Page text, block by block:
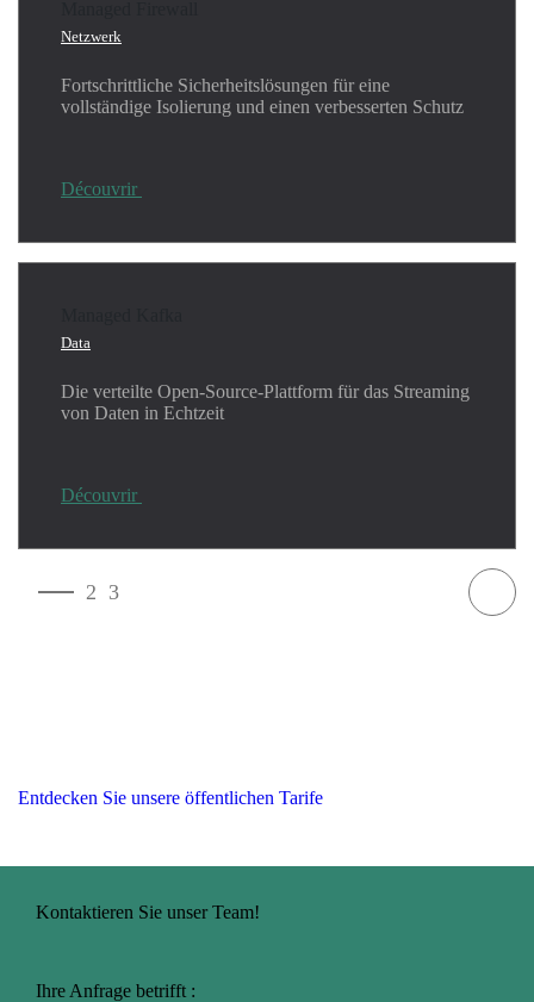
Netzwerk
Fortschrittliche Sicherheitslösungen für eine
vollständige Isolierung und einen verbesserten Schutz
Découvrir
Data
Die verteilte Open-Source-Plattform für das Streaming
von Daten in Echtzeit
Découvrir
2 3
Entdecken Sie unsere öffentlichen Tarife
Kontaktieren Sie unser Team!
Ihre Anfrage betrifft :